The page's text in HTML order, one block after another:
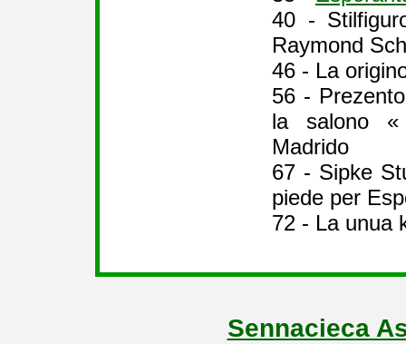
40 -
Raymond
46 - La
56 -
la salono
Madrido
67 - Sipke
piede per
72 - La unua
Sennacieca